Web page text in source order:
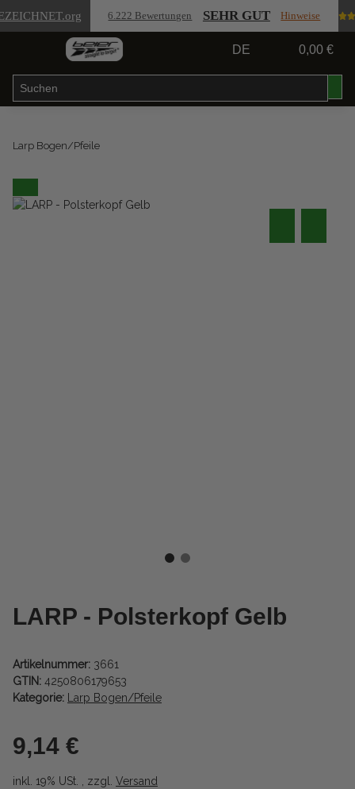
.org 6.222 Bewertungen SEHR GUT Hinweise
DE 0,00 €
Larp Bogen/Pfeile
LARP - Polsterkopf Gelb
Artikelnummer: 3661
GTIN: 4250806179653
Kategorie: Larp Bogen/Pfeile
9,14 €
inkl. 19% USt. , zzgl. Versand